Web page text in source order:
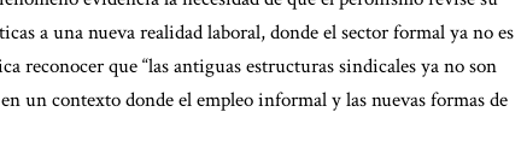
a una nueva realidad laboral, donde el sector formal ya no es
reconocer que “las antiguas estructuras sindicales ya no son
un contexto donde el empleo informal y las nuevas formas de